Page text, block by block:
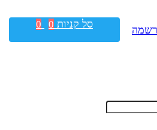
סל קניות 0
0